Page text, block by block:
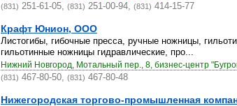
(831) 251-61-05, (831) 251-00-94, (831) 414-15-77
Крафт Юнион, ООО
Листогибы, гибочные пресса, ручные ножницы,
гильотинные ножницы гидравлические, про...
Нижний Новгород, Мотальный пер., 8, бизнес-центр
(831) 467-80-50, (831) 467-80-48
Нижегородская торгово-промышленная